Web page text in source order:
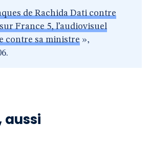
de Rachida Dati contre
France 5, l’audiovisuel
contre sa ministre »,
aussi